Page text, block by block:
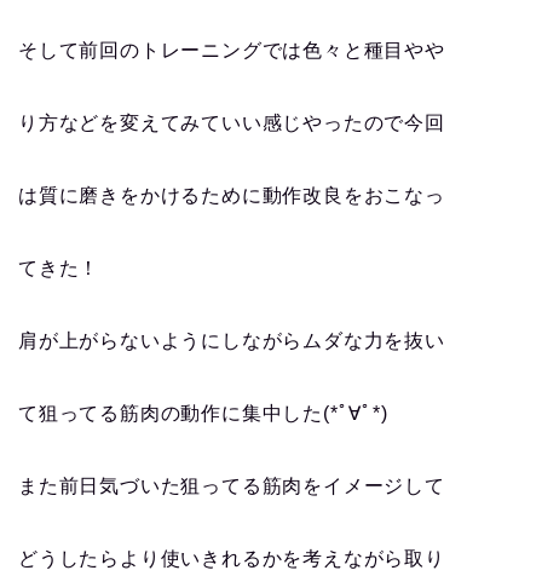
そして前回のトレーニングでは色々と種目やや
り方などを変えてみていい感じやったので今回
は質に磨きをかけるために動作改良をおこなっ
てきた！
肩が上がらないようにしながらムダな力を抜い
て狙ってる筋肉の動作に集中した(*ﾟ∀ﾟ*)
また前日気づいた狙ってる筋肉をイメージして
どうしたらより使いきれるかを考えながら取り